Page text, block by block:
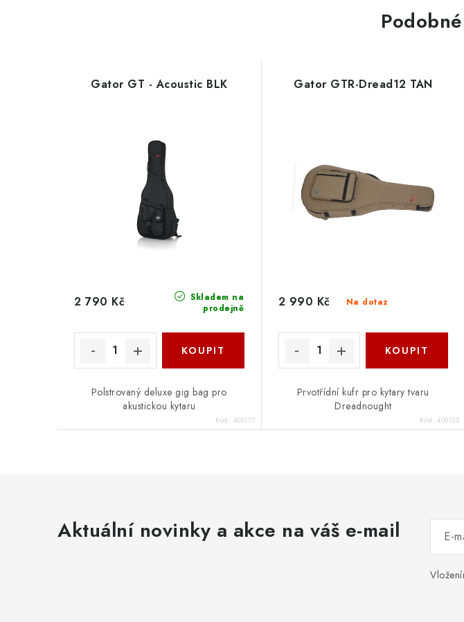
Gator GT - Acoustic BLK
Skladem na
prodejně
2 790 Kč
Polstrovaný deluxe gig bag pro
akustickou kytaru
Kód: 400177
Gator GTR-Dread12 TAN
Na dotaz
2 990 Kč
Prvotřídní kufr pro kytary tvaru
Dreadnought
Kód: 400125
Aktuální novinky a akce na váš e-mail E-